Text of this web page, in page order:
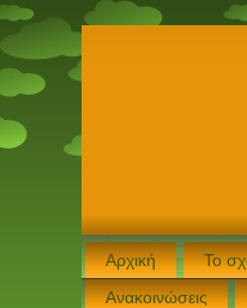
Αρχική Το
Ανακοινώσεις